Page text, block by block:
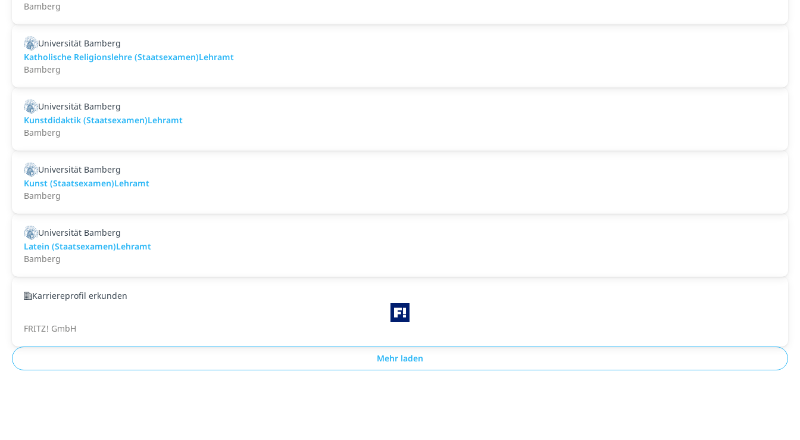
Bamberg
Universität Bamberg
Katholische Religionslehre (Staatsexamen)Lehramt
Bamberg
Universität Bamberg
Kunstdidaktik (Staatsexamen)Lehramt
Bamberg
Universität Bamberg
Kunst (Staatsexamen)Lehramt
Bamberg
Universität Bamberg
Latein (Staatsexamen)Lehramt
Bamberg
Karriereprofil erkunden
FRITZ! GmbH
Mehr laden